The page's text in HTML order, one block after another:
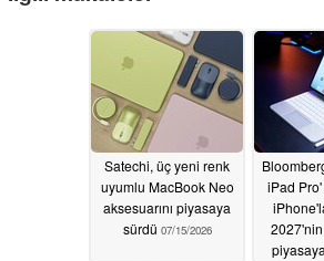
Satechi, üç yeni renk
uyumlu MacBook Neo
aksesuarını piyasaya
sürdü 07/15/2026
iPad